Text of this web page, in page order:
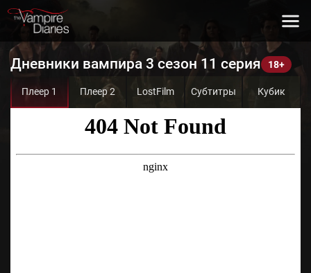
Дневники вампира 3 сезон 11 серия
Плеер 1 Плеер 2 LostFilm Субтитры Кубик